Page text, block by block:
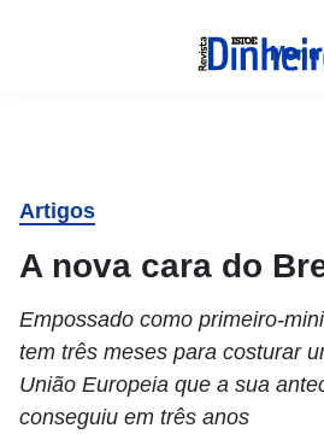
Menu
Artigos
A nova cara do
Empossado como primeiro-
tem três meses para costurar
União Europeia que a sua
conseguiu em três anos